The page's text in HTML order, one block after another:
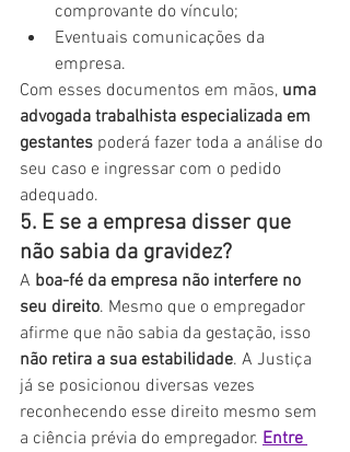
comprovante do vínculo;
Eventuais comunicações da
empresa.
Com esses documentos em mãos, uma
advogada trabalhista especializada em
gestantes poderá fazer toda a análise do
seu caso e ingressar com o pedido
adequado.
5. E se a empresa disser que
não sabia da gravidez?
A boa-fé da empresa não interfere no
seu direito. Mesmo que o empregador
afirme que não sabia da gestação, isso
não retira a sua estabilidade. A Justiça
já se posicionou diversas vezes
reconhecendo esse direito mesmo sem
a ciência prévia do empregador. Entre